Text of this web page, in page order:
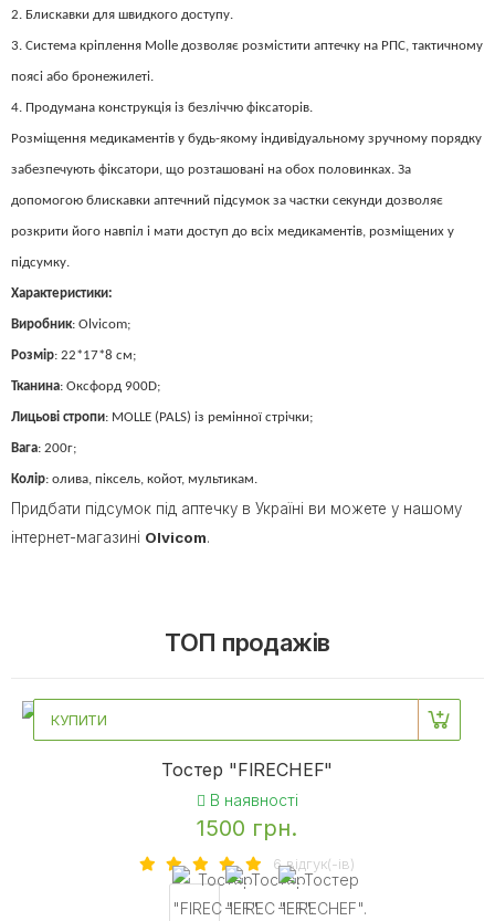
2. Блискавки для швидкого доступу.
3. Система кріплення Моllе дозволяє розмістити аптечку на РПС, тактичному
поясі або бронежилеті.
4. Продумана конструкція із безліччю фіксаторів.
Розміщення медикаментів у будь-якому індивідуальному зручному порядку
забезпечують фіксатори, що розташовані на обох половинках. За
допомогою блискавки аптечний підсумок за частки секунди дозволяє
розкрити його навпіл і мати доступ до всіх медикаментів, розміщених у
підсумку.
Характеристики:
Виробник: Olvicom;
Розмір: 22*17*8 см;
Тканина: Оксфорд 900D;
Лицьові стропи: MOLLE (PALS) із ремінної стрічки;
Вага: 200г;
Колір: олива, піксель, койот, мультикам.
Придбати підсумок під аптечку в Україні ви можете у нашому
інтернет-магазині Olvicom.
ТОП продажів
КУПИТИ
Тостер "FIRECHEF"
В наявності
1500 грн.
6 вiдгук(-iв)